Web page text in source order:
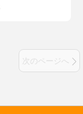
次のページへ